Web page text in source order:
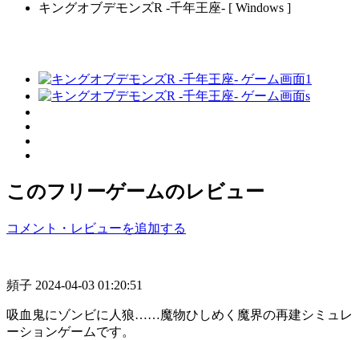
キングオブデモンズR -千年王座- [ Windows ]
このフリーゲームのレビュー
コメント・レビューを追加する
頻子 2024-04-03 01:20:51
吸血鬼にゾンビに人狼……魔物ひしめく魔界の再建シミュレ
ーションゲームです。